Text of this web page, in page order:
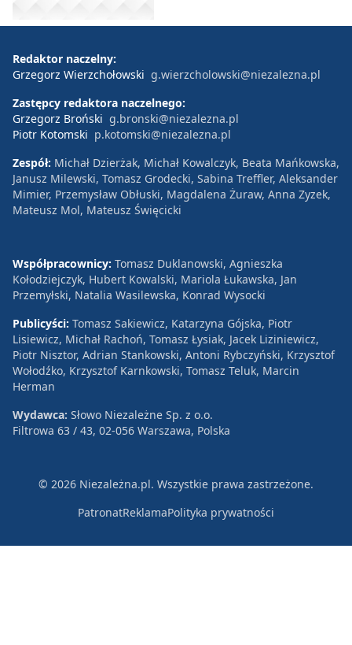
Redaktor naczelny:
Grzegorz Wierzchołowski g.wierzcholowski@niezalezna.pl
Zastępcy redaktora naczelnego:
Grzegorz Broński g.bronski@niezalezna.pl
Piotr Kotomski p.kotomski@niezalezna.pl
Zespół: Michał Dzierżak, Michał Kowalczyk, Beata Mańkowska,
Janusz Milewski, Tomasz Grodecki, Sabina Treffler, Aleksander
Mimier, Przemysław Obłuski, Magdalena Żuraw, Anna Zyzek,
Mateusz Mol, Mateusz Święcicki
Współpracownicy: Tomasz Duklanowski, Agnieszka
Kołodziejczyk, Hubert Kowalski, Mariola Łukawska, Jan
Przemyłski, Natalia Wasilewska, Konrad Wysocki
Publicyści: Tomasz Sakiewicz, Katarzyna Gójska, Piotr
Lisiewicz, Michał Rachoń, Tomasz Łysiak, Jacek Liziniewicz,
Piotr Nisztor, Adrian Stankowski, Antoni Rybczyński, Krzysztof
Wołodźko, Krzysztof Karnkowski, Tomasz Teluk, Marcin
Herman
Wydawca: Słowo Niezależne Sp. z o.o.
Filtrowa 63 / 43, 02-056 Warszawa, Polska
© 2026 Niezależna.pl. Wszystkie prawa zastrzeżone.
PatronatReklamaPolityka prywatności